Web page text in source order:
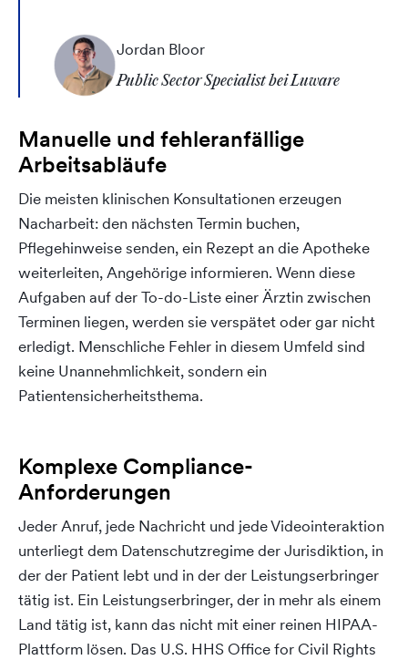
Jordan Bloor
Public Sector Specialist bei Luware
Manuelle und fehleranfällige
Arbeitsabläufe
Die meisten klinischen Konsultationen erzeugen
Nacharbeit: den nächsten Termin buchen,
Pflegehinweise senden, ein Rezept an die Apotheke
weiterleiten, Angehörige informieren. Wenn diese
Aufgaben auf der To-do-Liste einer Ärztin zwischen
Terminen liegen, werden sie verspätet oder gar nicht
erledigt. Menschliche Fehler in diesem Umfeld sind
keine Unannehmlichkeit, sondern ein
Patientensicherheitsthema.
Komplexe Compliance-
Anforderungen
Jeder Anruf, jede Nachricht und jede Videointeraktion
unterliegt dem Datenschutzregime der Jurisdiktion, in
der der Patient lebt und in der der Leistungserbringer
tätig ist. Ein Leistungserbringer, der in mehr als einem
Land tätig ist, kann das nicht mit einer reinen HIPAA-
Plattform lösen. Das U.S. HHS Office for Civil Rights